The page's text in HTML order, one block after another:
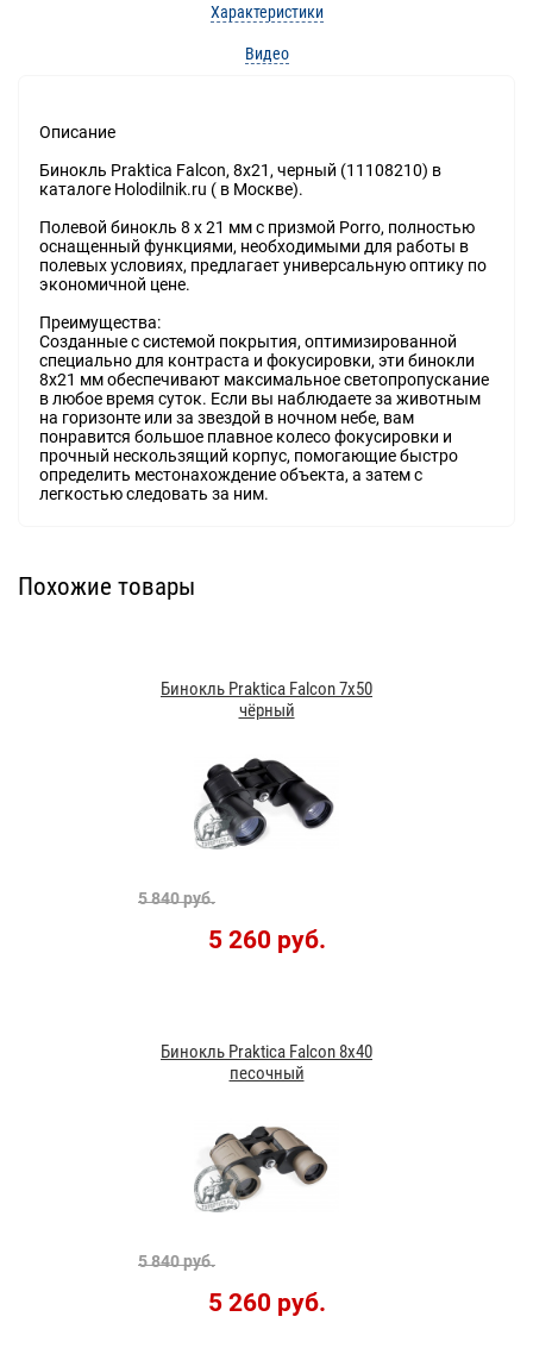
Характеристики
Видео
Описание
Бинокль Praktica Falcon, 8x21, черный (11108210) в
каталоге Holodilnik.ru ( в Москве).
Полевой бинокль 8 x 21 мм с призмой Porro, полностью
оснащенный функциями, необходимыми для работы в
полевых условиях, предлагает универсальную оптику по
экономичной цене.
Преимущества:
Созданные с системой покрытия, оптимизированной
специально для контраста и фокусировки, эти бинокли
8x21 мм обеспечивают максимальное светопропускание
в любое время суток. Если вы наблюдаете за животным
на горизонте или за звездой в ночном небе, вам
понравится большое плавное колесо фокусировки и
прочный нескользящий корпус, помогающие быстро
определить местонахождение объекта, а затем с
легкостью следовать за ним.
Похожие товары
Бинокль Praktica Falcon 7x50
чёрный
5 840 руб.
5 260 руб.
Бинокль Praktica Falcon 8x40
песочный
5 840 руб.
5 260 руб.